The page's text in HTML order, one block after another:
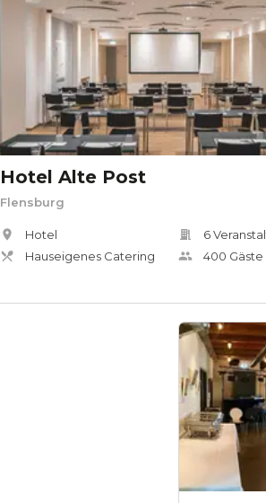
Hotel Alte Post
Flensburg
Hotel
Hauseigenes Catering
6
400 Gäste